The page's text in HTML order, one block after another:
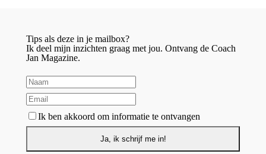
Tips als deze in je mailbox?
Ik deel mijn inzichten graag met jou. Ontvang de Coach
Jan Magazine.
Ik ben akkoord om informatie te ontvangen